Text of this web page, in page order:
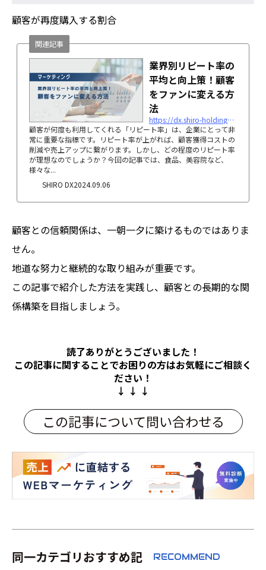
顧客が再度購入する割合
業界別リピート率の
平均と向上策！顧客
をファンに変える方
法
https://dx.shiro-holdings.co.jp/p5184
顧客が何度も利用してくれる「リピート率」は、企業にとって非
常に重要な指標です。リピート率が上がれば、顧客獲得コストの
削減や売上アップに繋がります。しかし、どの程度のリピート率
が理想なのでしょうか？今回の記事では、食品、美容院など、
様々な...
SHIRO DX
関連記事
2024.09.06
顧客との信頼関係は、一朝一夕に築けるものではありま
せん。
地道な努力と継続的な取り組みが重要です。
この記事で紹介した方法を実践し、顧客との長期的な関
係構築を目指しましょう。
読了ありがとうございました！
この記事に関することでお困りの方はお気軽にご相談く
ださい！
↓ ↓ ↓
この記事について問い合わせる
同一カテゴリおすすめ記
RECOMMEND